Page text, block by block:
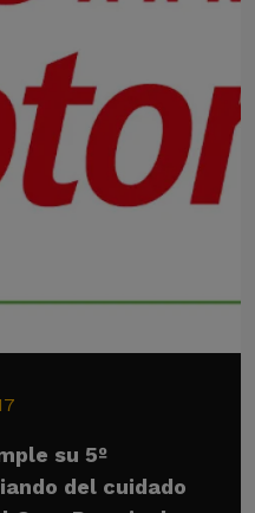
su 5º
del cuidado